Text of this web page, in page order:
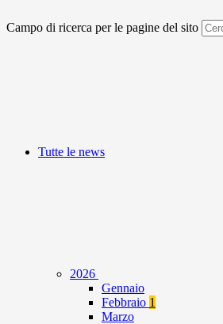
Campo di ricerca per le pagine del sito
Tutte le news
2026
Gennaio
Febbraio 1
Marzo